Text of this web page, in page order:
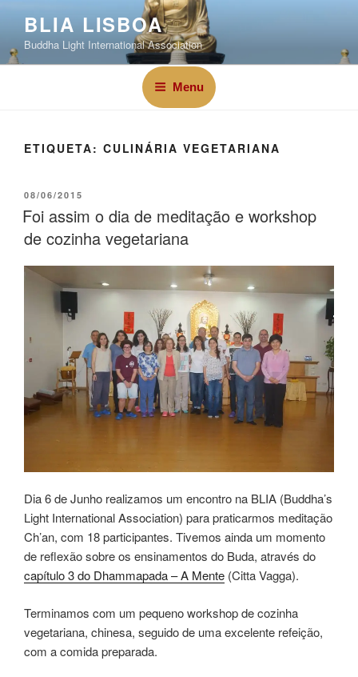
BLIA LISBOA
Buddha Light International Association
Menu
ETIQUETA: CULINÁRIA VEGETARIANA
08/06/2015
Foi assim o dia de meditação e workshop
de cozinha vegetariana
Dia 6 de Junho realizamos um encontro na BLIA (Buddha’s
Light International Association) para praticarmos meditação
Ch’an, com 18 participantes. Tivemos ainda um momento
de reflexão sobre os ensinamentos do Buda, através do
capítulo 3 do Dhammapada – A Mente (Citta Vagga).
Terminamos com um pequeno workshop de cozinha
vegetariana, chinesa, seguido de uma excelente refeição,
com a comida preparada.